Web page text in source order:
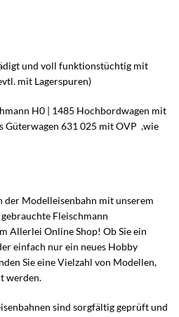
und voll funktionstüchtig mit
mit Lagerspuren)
H0 | 1485 Hochbordwagen mit
Güterwagen 631 025 mit OVP ,wie
der Modelleisenbahn mit unserem
Fleischmann
Allerlei Online Shop! Ob Sie ein
einfach nur ein neues Hobby
Sie eine Vielzahl von Modellen,
werden.
sind sorgfältig geprüft und